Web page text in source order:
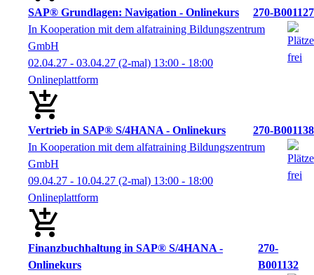
SAP® Grundlagen: Navigation - Onlinekurs
270-B001127
In Kooperation mit dem alfatraining Bildungszentrum
GmbH
02.04.27 - 03.04.27 (2-mal) 13:00 - 18:00
Onlineplattform
Vertrieb in SAP® S/4HANA - Onlinekurs
270-B001138
In Kooperation mit dem alfatraining Bildungszentrum
GmbH
09.04.27 - 10.04.27 (2-mal) 13:00 - 18:00
Onlineplattform
Finanzbuchhaltung in SAP® S/4HANA -
Onlinekurs
270-
B001132